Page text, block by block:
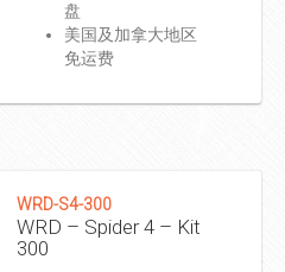
盘
美国及加拿大地区
免运费
WRD-S4-300
WRD – Spider 4 – Kit
300